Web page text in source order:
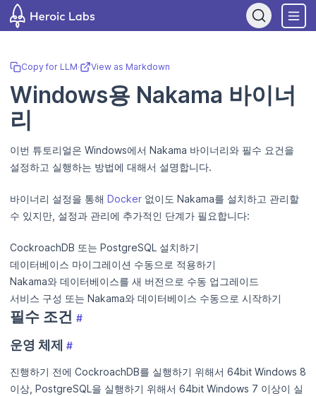
Copy for LLM· View as Markdown
Windows용 Nakama 바이너
리
이번 튜토리얼은 Windows에서 Nakama 바이너리와 필수 요건을
설정하고 실행하는 방법에 대해서 설명합니다.
바이너리 설정을 통해 Docker 없이도 Nakama를 설치하고 관리할
수 있지만, 설정과 관리에 추가적인 단계가 필요합니다:
CockroachDB 또는 PostgreSQL 설치하기
데이터베이스 마이그레이션 수동으로 적용하기
Nakama와 데이터베이스를 새 버전으로 수동 업그레이드
서비스 구성 또는 Nakama와 데이터베이스 수동으로 시작하기
필수 조건 #
운영 체제 #
진행하기 전에 CockroachDB를 실행하기 위해서 64bit Windows 8
이상, PostgreSQL을 실행하기 위해서 64bit Windows 7 이상이 실